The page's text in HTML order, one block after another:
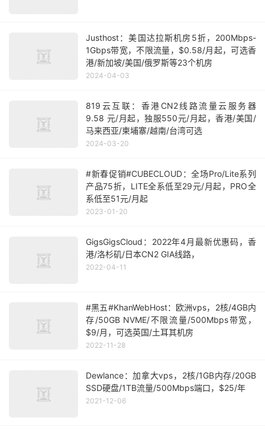
Justhost：美国达拉斯机房5折，200Mbps-
1Gbps带宽，不限流量，$0.58/月起，可选香
港/新加坡/美国/俄罗斯等23个机房
2024-04-03
819云互联：香港CN2线路流量云服务器
9.58 元/月起，独服550元/月起，香港/美国/
马来西亚/柬埔寨/越南/台湾可选
2024-03-20
#新春促销#CUBECLOUD：全场Pro/Lite系列
产品75折，LITE全系低至29元/月起，PRO全
系低至51元/月起
2023-01-20
GigsGigsCloud：2022年4月最新优惠码，香
港/洛杉矶/日本CN2 GIA线路，
2022-04-11
#黑五#KhanWebHost：欧洲vps，2核/4GB内
存/50GB NVME/不限流量/500Mbps带宽，
$9/月，可选英国/土耳其机房
2022-11-28
Dewlance：加拿大vps，2核/1GB内存/20GB
SSD硬盘/1TB流量/500Mbps端口，$25/年
2021-12-06